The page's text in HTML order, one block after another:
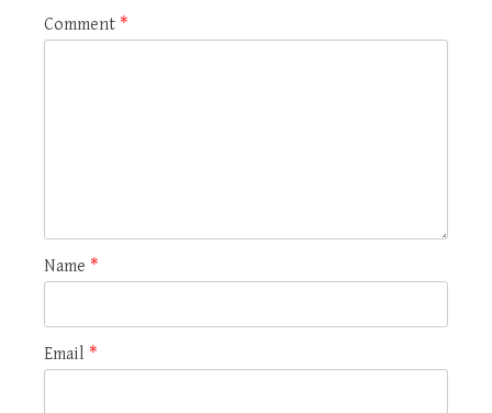
Comment *
Name *
Email *